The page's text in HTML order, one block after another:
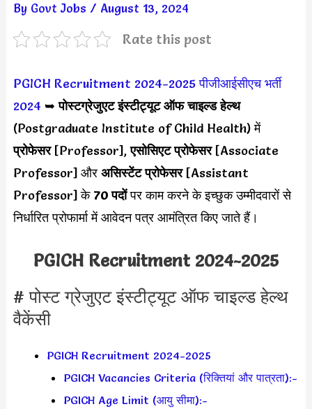
By Govt Jobs / August 13, 2024
Rate this post
PGICH Recruitment 2024-2025 पीजीआईसीएच भर्ती
2024 ➥पोस्टग्रेजुएट इंस्टीट्यूट ऑफ चाइल्ड हेल्थ
(Postgraduate Institute of Child Health) में
प्रोफेसर[Professor],एसोसिएट प्रोफेसर[Associate
Professor] और असिस्टेंट प्रोफेसर [Assistant
Professor] के 70 पदोंपर काम करने के इच्छुक उम्मीदवारों से
निर्धारित प्रोफार्मा में आवेदन पत्र आमंत्रित किए जाते हैं।
PGICH Recruitment 2024-2025
# पोस्ट ग्रेजुएट इंस्टीट्यूट ऑफ चाइल्ड हेल्थ
वैकेंसी
PGICH Recruitment 2024-2025
PGICH Vacancies Criteria (रिक्तियां और पात्रता):-
PGICH Age Limit (आयु सीमा):-